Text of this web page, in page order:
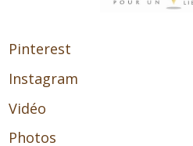
Pinterest
Instagram
Vidéo
Photos